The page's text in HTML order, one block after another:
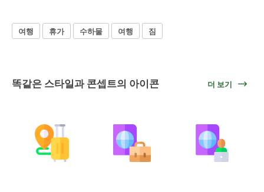
여행 휴가 수하물 여행 짐
똑같은 스타일과 콘셉트의 아이콘 더 보기